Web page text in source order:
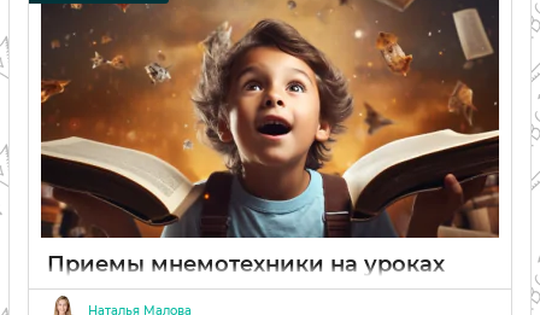
Приемы мнемотехники на уроках
истории и обществознания
Наталья Малова